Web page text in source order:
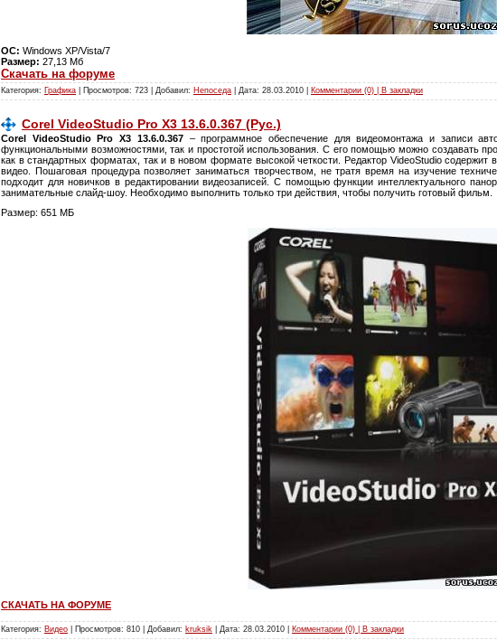
ОС: Windows XP/Vista/7
Размер: 27,13 Мб
Скачать на форуме
Категория: Графика | Просмотров: 723 | Добавил: Непоседа | Дата: 28.03.2010 Комментарии (0) | В закладки
Corel VideoStudio Pro X3 13.6.0.367 (Рус.)
Corel VideoStudio Pro X3 13.6.0.367– программное обеспечение для видеомонтажа и записи
функциональными возможностями, так и простотой использования. С его помощью можно создавать
как в стандартных форматах, так и в новом формате высокой четкости. Редактор VideoStudio содержит
видео. Пошаговая процедура позволяет заниматься творчеством, не тратя время на изучение
подходит для новичков в редактировании видеозаписей. С помощью функции интеллектуального
занимательные слайд-шоу. Необходимо выполнить только три действия, чтобы получить готовый фильм.
Размер: 651 МБ
СКАЧАТЬ НА ФОРУМЕ
Категория: Видео | Просмотров: 810 | Добавил: kruksik | Дата: 28.03.2010 Комментарии (0) | В закладки